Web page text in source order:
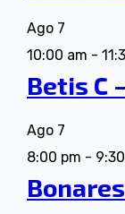
Ago 7
10:00 am -
Betis C
Ago 7
8:00 pm -